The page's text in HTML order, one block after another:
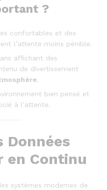
?
confortables et des
l’attente moins pénible.
affichant des
de divertissement
.
bien pensé et
à l’attente.
Données
en Continu
systèmes modernes de